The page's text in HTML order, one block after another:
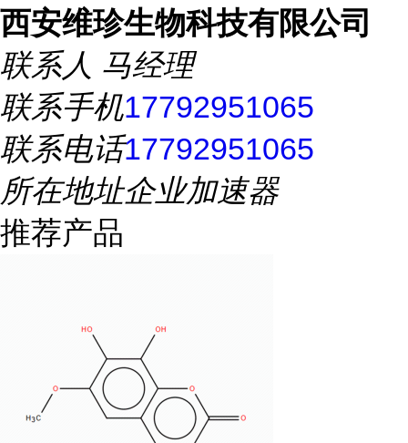
西安维珍生物科技有限公司
联系人 马经理
联系手机17792951065
联系电话17792951065
所在地址企业加速器
推荐产品